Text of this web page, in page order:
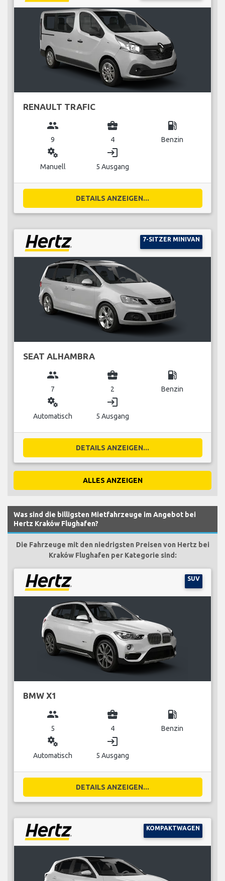
RENAULT TRAFIC
group
9
business_center
4
local_gas_station
Benzin
miscellaneous_services
Manuell
login
5 Ausgang
DETAILS ANZEIGEN...
7-SITZER MINIVAN
SEAT ALHAMBRA
group
7
business_center
2
local_gas_station
Benzin
miscellaneous_services
Automatisch
login
5 Ausgang
DETAILS ANZEIGEN...
ALLES ANZEIGEN
Was sind die billigsten Mietfahrzeuge im Angebot bei
Hertz Kraków Flughafen?
Die Fahrzeuge mit den niedrigsten Preisen von Hertz bei
Kraków Flughafen per Kategorie sind:
SUV
BMW X1
group
5
business_center
4
local_gas_station
Benzin
miscellaneous_services
Automatisch
login
5 Ausgang
DETAILS ANZEIGEN...
KOMPAKTWAGEN